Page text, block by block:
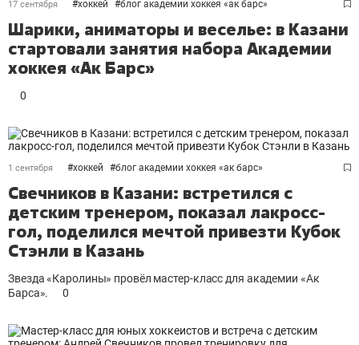
17 сентября #хоккей #блог академии хоккея «ак барс»
Шарики, аниматоры и веселье: в Казани
стартовали занятия набора Академии
хоккея «Ак Барс»
0
1 сентября #хоккей #блог академии хоккея «ак барс»
Свечников в Казани: встретился с
детским тренером, показал лакросс-
гол, поделился мечтой привезти Кубок
Стэнли в Казань
Звезда «Каролины» провёл мастер-класс для академии «Ак
Барса».
0